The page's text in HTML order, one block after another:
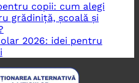
copii: cum alegi
grădiniță, școală și
2026: idei pentru